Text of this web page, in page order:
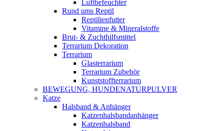
Luftbefeuchter
Rund ums Reptil
Reptilienfutter
Vitamine & Mineralstoffe
Brut- & Zuchthilfsmittel
Terrarium Dekoration
Terrarium
Glasterrarium
Terrarium Zubehör
Kunststoffterrarium
BEWEGUNG, HUNDENATURPULVER
Katze
Halsband & Anhänger
Katzenhalsbandanhänger
Katzenhalsband